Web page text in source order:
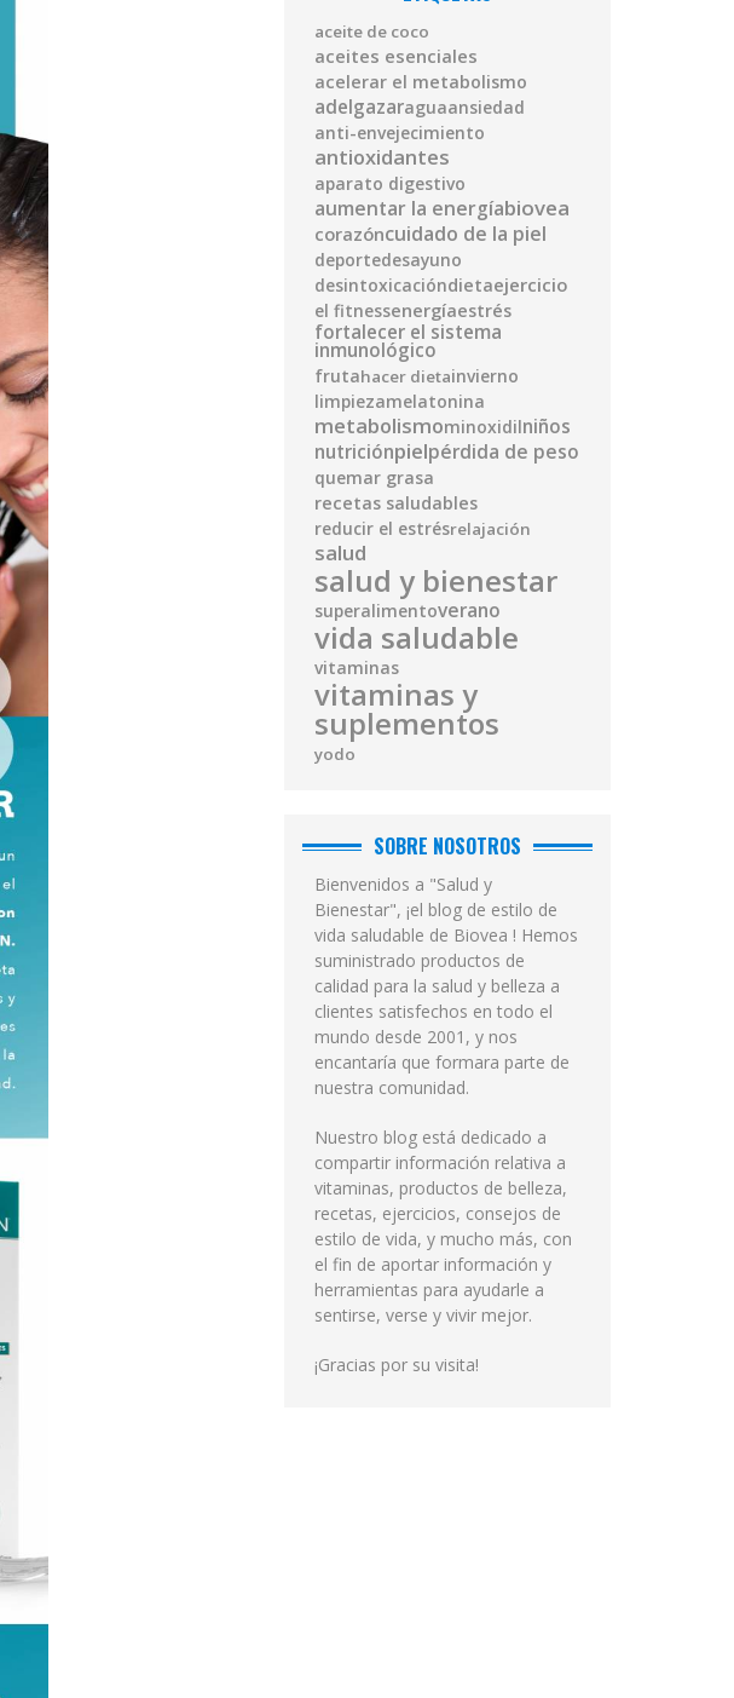
aceite de coco
aceites esenciales
acelerar el metabolismo
adelgazaraguaansiedad
anti-envejecimiento
antioxidantes
aparato digestivo
aumentar la energíabiovea
corazóncuidado de la piel
deportedesayuno
desintoxicacióndietaejercicio
el fitnessenergíaestrés
fortalecer el sistema
inmunológico
frutahacer dietainvierno
limpiezamelatonina
metabolismominoxidilniños
nutriciónpielpérdida de peso
quemar grasa
recetas saludables
reducir el estrésrelajación
salud
salud y bienestar
superalimentoverano
vida saludable
vitaminas
vitaminas y
suplementos
yodo
SOBRE NOSOTROS
Bienvenidos a "Salud y
Bienestar", ¡el blog de estilo de
vida saludable de Biovea ! Hemos
suministrado productos de
calidad para la salud y belleza a
clientes satisfechos en todo el
mundo desde 2001, y nos
encantaría que formara parte de
nuestra comunidad.
Nuestro blog está dedicado a
compartir información relativa a
vitaminas, productos de belleza,
recetas, ejercicios, consejos de
estilo de vida, y mucho más, con
el fin de aportar información y
herramientas para ayudarle a
sentirse, verse y vivir mejor.
¡Gracias por su visita!